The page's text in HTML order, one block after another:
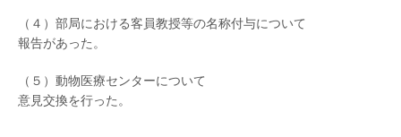
（４）部局における客員教授等の名称付与について
報告があった。
（５）動物医療センターについて
意見交換を行った。